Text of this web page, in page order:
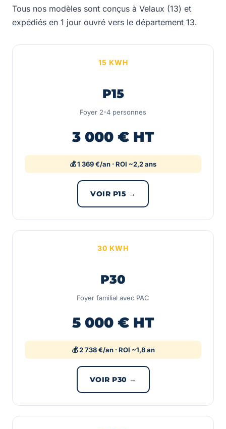
Tous nos modèles sont conçus à Velaux (13) et
expédiés en 1 jour ouvré vers le département 13.
15 KWH
P15
Foyer 2-4 personnes
3 000 € HT
💰 1 369 €/an · ROI ~2,2 ans
VOIR P15 →
30 KWH
P30
Foyer familial avec PAC
5 000 € HT
💰 2 738 €/an · ROI ~1,8 an
VOIR P30 →